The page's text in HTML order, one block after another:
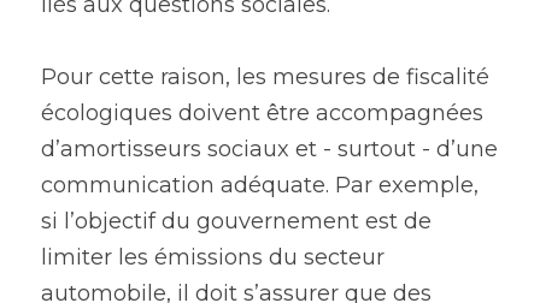
Pour cette raison, les mesures de fiscalité
écologiques doivent être accompagnées
d’amortisseurs sociaux et - surtout - d’une
communication adéquate. Par exemple,
si l’objectif du gouvernement est de
limiter les émissions du secteur
automobile, il doit s’assurer que des